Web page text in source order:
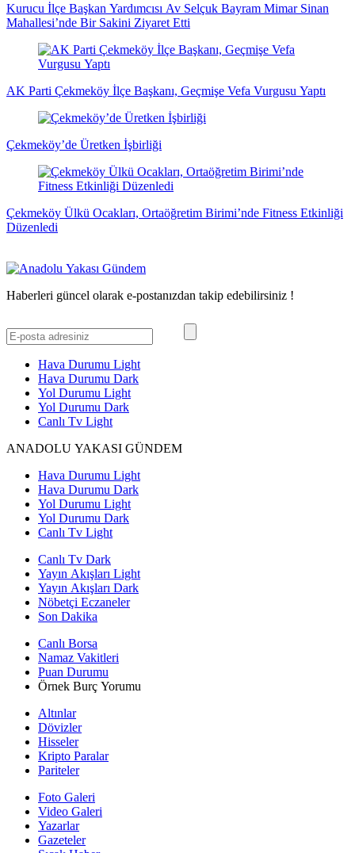
Kurucu İlçe Başkan Yardımcısı Av Selçuk Bayram Mimar Sinan
Mahallesi’nde Bir Sakini Ziyaret Etti
AK Parti Çekmeköy İlçe Başkanı, Geçmişe Vefa Vurgusu Yaptı
Çekmeköy’de Üretken İşbirliği
Çekmeköy Ülkü Ocakları, Ortaöğretim Birimi’nde Fitness Etkinliği
Düzenledi
Haberleri güncel olarak e-postanızdan takip edebilirsiniz !
Hava Durumu Light
Hava Durumu Dark
Yol Durumu Light
Yol Durumu Dark
Canlı Tv Light
ANADOLU YAKASI GÜNDEM
Hava Durumu Light
Hava Durumu Dark
Yol Durumu Light
Yol Durumu Dark
Canlı Tv Light
Canlı Tv Dark
Yayın Akışları Light
Yayın Akışları Dark
Nöbetçi Eczaneler
Son Dakika
Canlı Borsa
Namaz Vakitleri
Puan Durumu
Örnek Burç Yorumu
Altınlar
Dövizler
Hisseler
Kripto Paralar
Pariteler
Foto Galeri
Video Galeri
Yazarlar
Gazeteler